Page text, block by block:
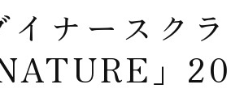
イナースク
」